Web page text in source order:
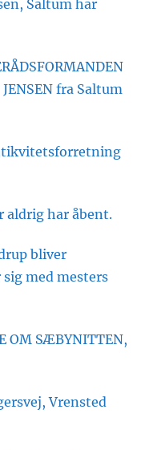
Saltum har
fra Saltum
aldrig har åbent.
bliver
med mesters
OM SÆBYNITTEN,
Vrensted